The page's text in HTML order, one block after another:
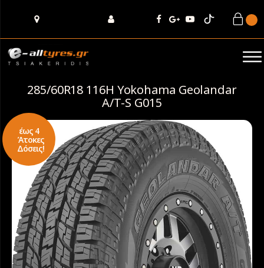
285/60R18 116H Yokohama Geolandar
A/T-S G015
έως 4
Άτοκες
Δόσεις!